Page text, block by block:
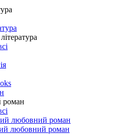
любовний роман
любовний роман